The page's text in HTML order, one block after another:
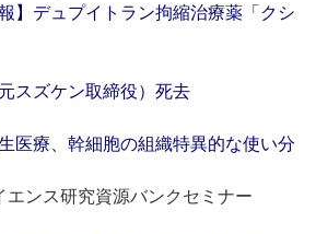
】デュプイトラン拘縮治療薬「クシ
スズケン取締役）死去
医療、幹細胞の組織特異的な使い分
エンス研究資源バンクセミナー